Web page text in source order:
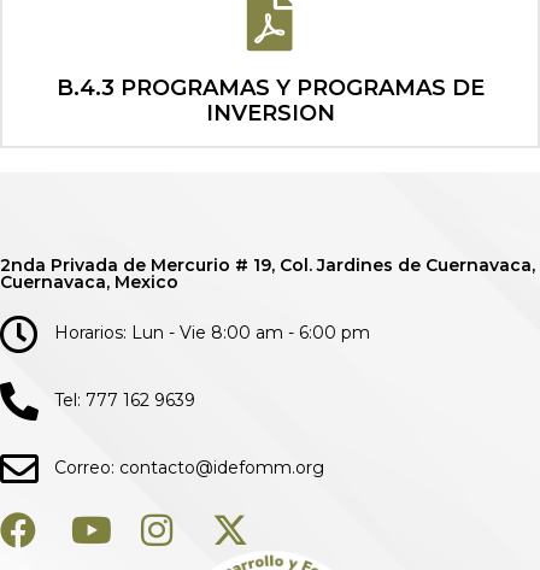
B.4.3 PROGRAMAS Y PROGRAMAS DE
INVERSION
2nda Privada de Mercurio # 19, Col. Jardines de Cuernavaca,
Cuernavaca, Mexico
Horarios: Lun - Vie 8:00 am - 6:00 pm
Tel: 777 162 9639
Correo: contacto@idefomm.org